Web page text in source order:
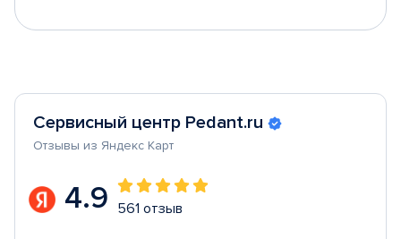
Сервисный центр Pedant.ru
Отзывы из Яндекс Карт
4.9 561 отзыв